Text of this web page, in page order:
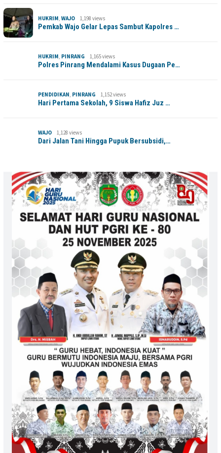
HUKRIM WAJO 1,198 views
Pemkab Wajo Gelar Lepas Sambut Kapolres …
HUKRIM PINRANG 1,165 views
Polres Pinrang Mendalami Kasus Dugaan Pe…
PENDIDIKAN PINRANG 1,152 views
Hari Pertama Sekolah, 9 Siswa Hafiz Juz …
WAJO 1,128 views
Dari Jalan Tani Hingga Pupuk Bersubsidi,…